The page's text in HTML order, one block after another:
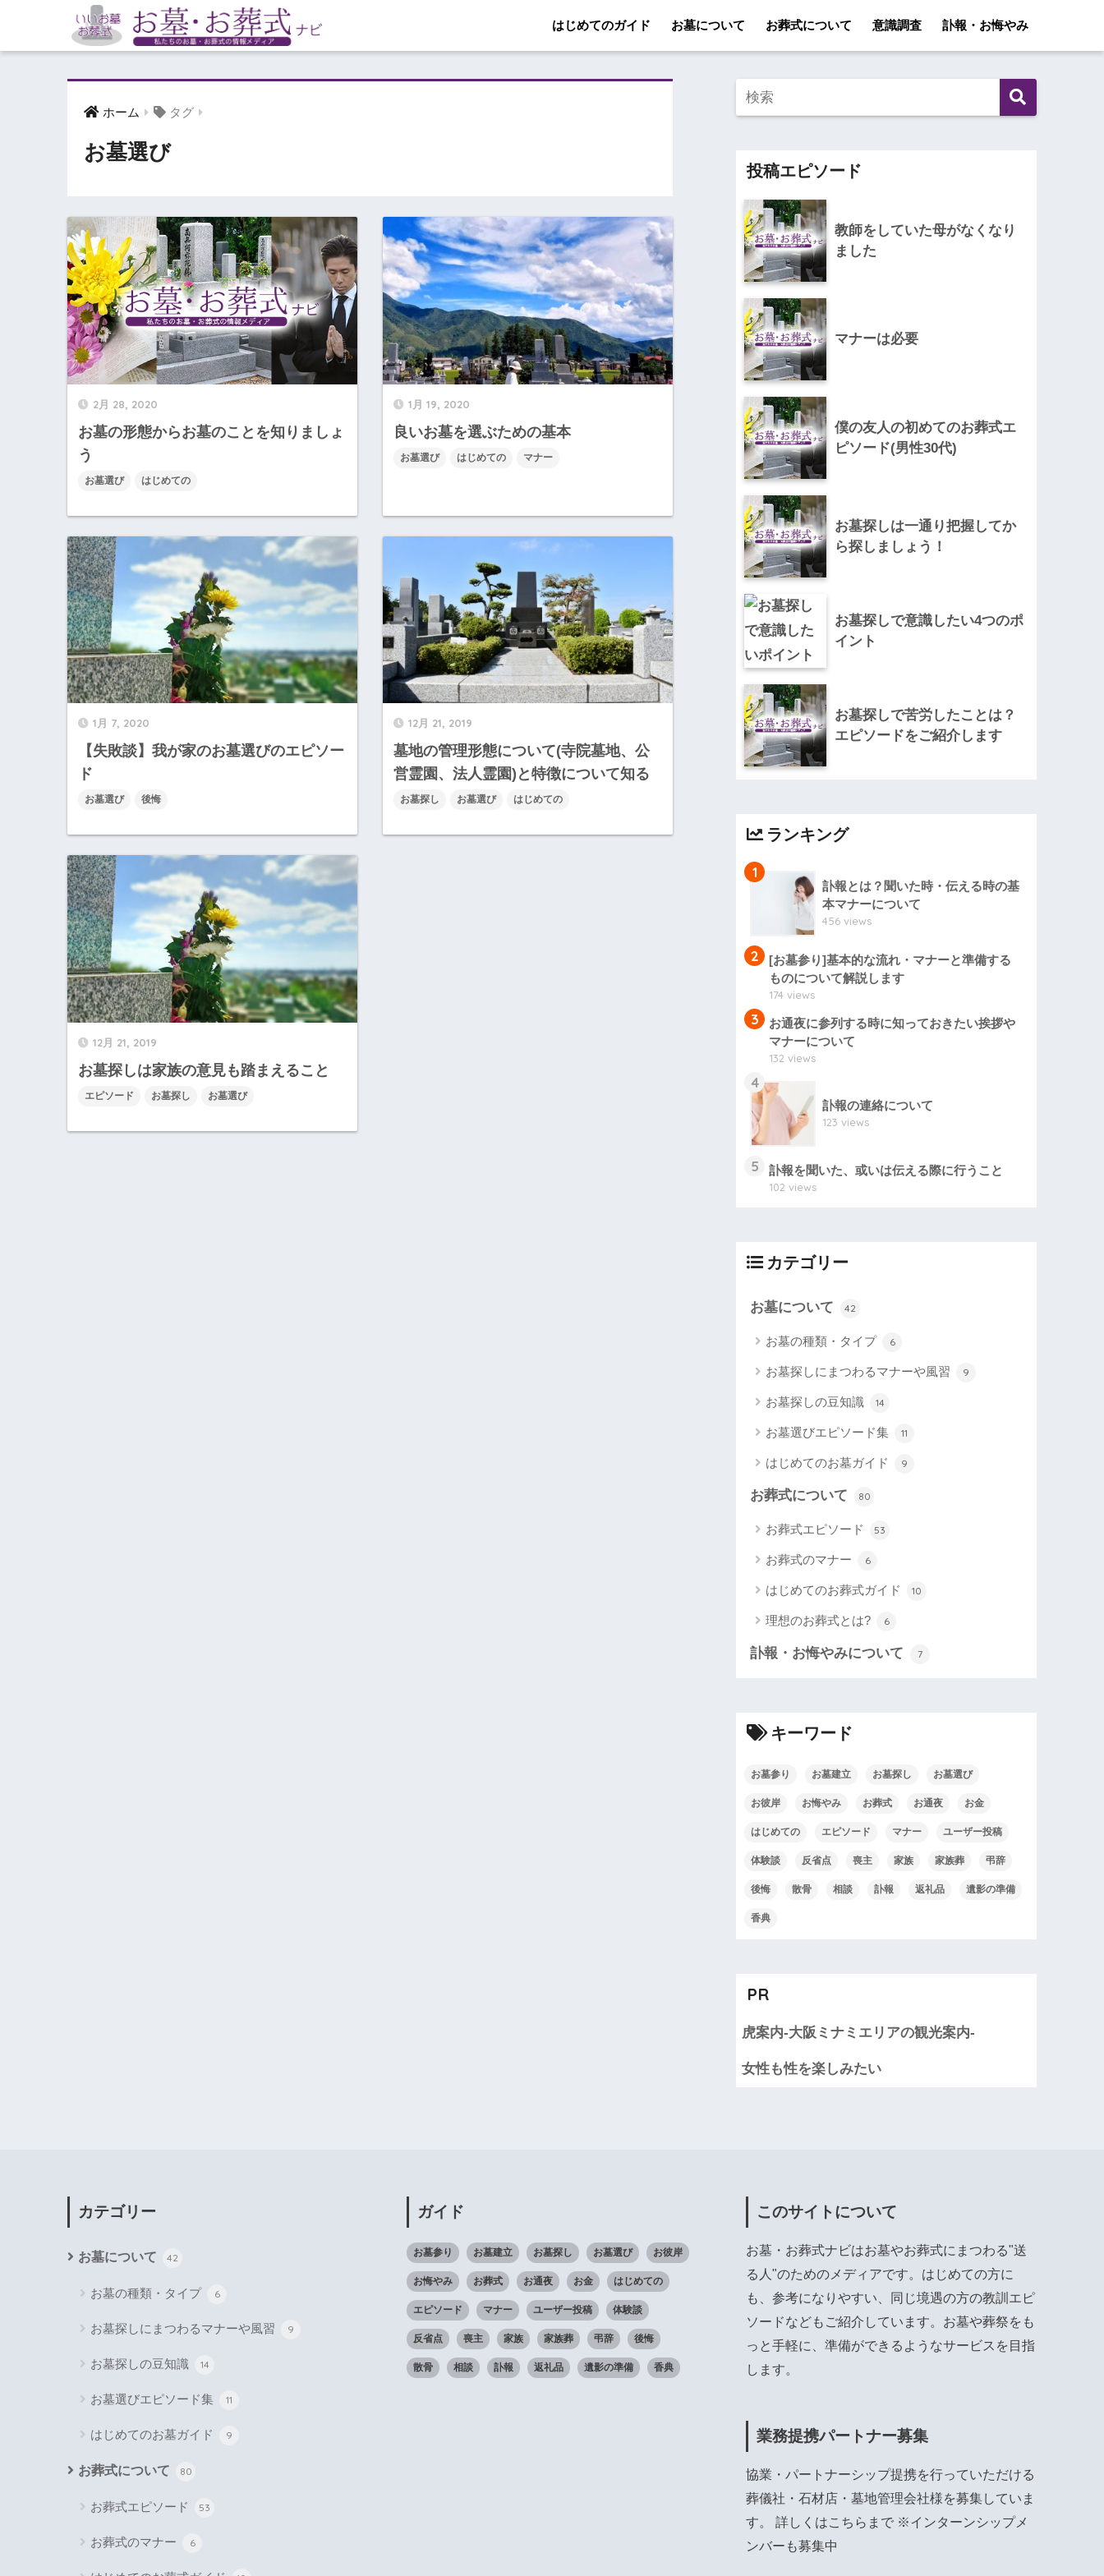
はじめてのガイド お墓について お葬式について 意識調査 訃報・お悔やみ
ホーム タグ
お墓選び
2月 28, 2020
お墓の形態からお墓のことを知りましょ
う
お墓選び はじめての
1月 19, 2020
良いお墓を選ぶための基本
お墓選び はじめての マナー
1月 7, 2020
【失敗談】我が家のお墓選びのエピソー
ド
お墓選び 後悔
12月 21, 2019
墓地の管理形態について(寺院墓地、公
営霊園、法人霊園)と特徴について知る
お墓探し お墓選び はじめての
12月 21, 2019
お墓探しは家族の意見も踏まえること
エピソード お墓探し お墓選び
投稿エピソード
教師をしていた母がなくなり
ました
マナーは必要
僕の友人の初めてのお葬式エ
ピソード(男性30代)
お墓探しは一通り把握してか
ら探しましょう！
お墓探しで意識したい4つのポ
イント
お墓探しで苦労したことは？
エピソードをご紹介します
ランキング
1
訃報とは？聞いた時・伝える時の基
本マナーについて
456 views
2
[お墓参り]基本的な流れ・マナーと準備する
ものについて解説します
174 views
3
お通夜に参列する時に知っておきたい挨拶や
マナーについて
132 views
4
訃報の連絡について
123 views
5 訃報を聞いた、或いは伝える際に行うこと
102 views
カテゴリー
お墓について 42
お墓の種類・タイプ 6
お墓探しにまつわるマナーや風習 9
お墓探しの豆知識 14
お墓選びエピソード集 11
はじめてのお墓ガイド 9
お葬式について 80
お葬式エピソード 53
お葬式のマナー 6
はじめてのお葬式ガイド 10
理想のお葬式とは? 6
訃報・お悔やみについて 7
キーワード
お墓参り お墓建立 お墓探し お墓選び
お彼岸 お悔やみ お葬式 お通夜 お金
はじめての エピソード マナー ユーザー投稿
体験談 反省点 喪主 家族 家族葬 弔辞
後悔 散骨 相談 訃報 返礼品 遺影の準備
香典
PR
虎案内-大阪ミナミエリアの観光案内-
女性も性を楽しみたい
カテゴリー
お墓について 42
お墓の種類・タイプ 6
お墓探しにまつわるマナーや風習 9
お墓探しの豆知識 14
お墓選びエピソード集 11
はじめてのお墓ガイド 9
お葬式について 80
お葬式エピソード 53
お葬式のマナー 6
ガイド
お墓参り お墓建立 お墓探し お墓選び お彼岸
お悔やみ お葬式 お通夜 お金 はじめての
エピソード マナー ユーザー投稿 体験談
反省点 喪主 家族 家族葬 弔辞 後悔
散骨 相談 訃報 返礼品 遺影の準備 香典
このサイトについて
お墓・お葬式ナビはお墓やお葬式にまつわる"送
る人"のためのメディアです。はじめての方に
も、参考になりやすい、同じ境遇の方の教訓エピ
ソードなどもご紹介しています。お墓や葬祭をも
っと手軽に、準備ができるようなサービスを目指
します。
業務提携パートナー募集
協業・パートナーシップ提携を行っていただける
葬儀社・石材店・墓地管理会社様を募集していま
す。 詳しくはこちら まで ※インターンシップメ
ンバーも募集中